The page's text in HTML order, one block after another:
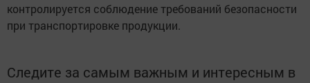
контролируется соблюдение требований безопасности
при транспортировке продукции.
Следите за самым важным и интересным в